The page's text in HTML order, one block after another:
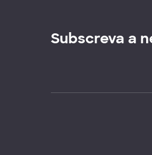
Subscreva a